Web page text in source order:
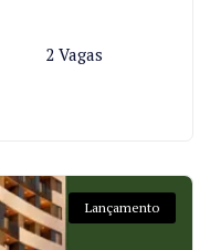
2 Vagas
Lançamento